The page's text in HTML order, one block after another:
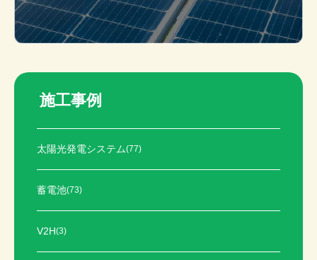
施工事例
太陽光発電システム(77)
蓄電池(73)
V2H(3)